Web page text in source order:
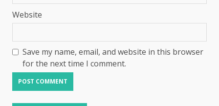
Website
Save my name, email, and website in this browser
for the next time I comment.